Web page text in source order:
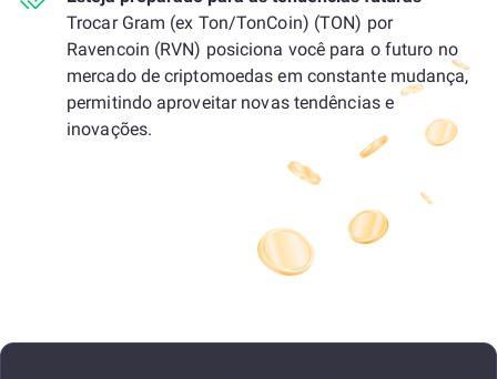
Trocar Gram (ex Ton/TonCoin) (TON) por
Ravencoin (RVN) posiciona você para o futuro no
mercado de criptomoedas em constante mudança,
permitindo aproveitar novas tendências e
inovações.